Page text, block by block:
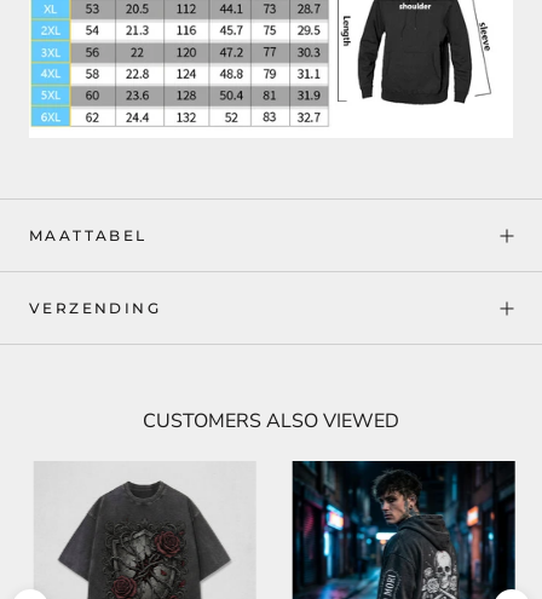
MAATTABEL
VERZENDING
CUSTOMERS ALSO VIEWED